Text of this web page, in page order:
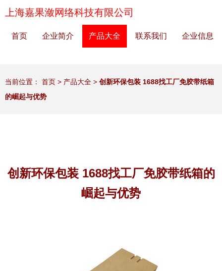
上海嘉果潋网络科技有限公司
首页 企业简介 产品大全 联系我们 企业信息
当前位置： 首页 > 产品大全 > 创新环保包装 1688找工厂免胶带纸箱
的崛起与优势
创新环保包装 1688找工厂免胶带纸箱的
崛起与优势